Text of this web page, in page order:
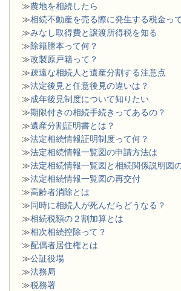
≫農地を相続したら
≫相続不動産を売る際に発生する税金っ
≫みなし取得費と譲渡所得税を知る
≫除籍謄本って何？
≫改製原戸籍って？
≫疎遠な相続人と遺産分割する注意点
≫法定後見と任意後見の違いは？
≫成年後見制度について知りたい
≫期限付きの相続手続きってあるの？
≫遺産分割証明書とは？
≫法定相続情報証明制度って何？
≫法定相続情報一覧図の申請方法は
≫法定相続情報一覧図と相続関係説明図
≫法定相続情報一覧図の再交付
≫高齢者消除とは
≫同時に相続人が死んだらどうなる？
≫相続税額の２割加算とは
≫相次相続控除って？
≫配偶者居住権とは
≫公証役場
≫法務局
≫税務署